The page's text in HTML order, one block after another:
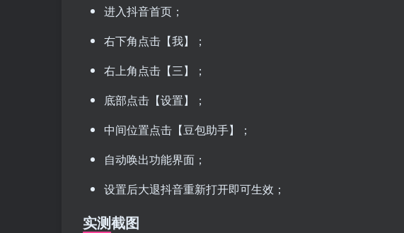
进入抖音首页；
右下角点击【我】；
右上角点击【三】；
底部点击【设置】；
中间位置点击【豆包助手】；
自动唤出功能界面；
设置后大退抖音重新打开即可生效；
实测截图